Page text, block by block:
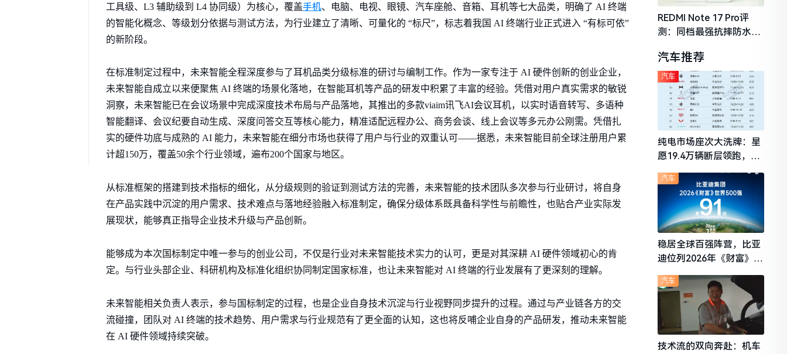
工具级、L3 辅助级到 L4 协同级）为核心，覆盖手机、电脑、电视、眼镜、汽车座舱、音箱、耳机等七大品类，明确了 AI 终端
的智能化概念、等级划分依据与测试方法，为行业建立了清晰、可量化的 “标尺”，标志着我国 AI 终端行业正式进入 “有标可依”
的新阶段。
在标准制定过程中，未来智能全程深度参与了耳机品类分级标准的研讨与编制工作。作为一家专注于 AI 硬件创新的创业企业，
未来智能自成立以来便聚焦 AI 终端的场景化落地，在智能耳机等产品的研发中积累了丰富的经验。凭借对用户真实需求的敏锐
洞察，未来智能已在会议场景中完成深度技术布局与产品落地，其推出的多款viaim讯飞AI会议耳机，以实时语音转写、多语种
智能翻译、会议纪要自动生成、深度问答交互等核心能力，精准适配远程办公、商务会谈、线上会议等多元办公刚需。凭借扎
实的硬件功底与成熟的 AI 能力，未来智能在细分市场也获得了用户与行业的双重认可——据悉，未来智能目前全球注册用户累
计超150万，覆盖50余个行业领域，遍布200个国家与地区。
从标准框架的搭建到技术指标的细化，从分级规则的验证到测试方法的完善，未来智能的技术团队多次参与行业研讨，将自身
在产品实践中沉淀的用户需求、技术难点与落地经验融入标准制定，确保分级体系既具备科学性与前瞻性，也贴合产业实际发
展现状，能够真正指导企业技术升级与产品创新。
能够成为本次国标制定中唯一参与的创业公司，不仅是行业对未来智能技术实力的认可，更是对其深耕 AI 硬件领域初心的肯
定。与行业头部企业、科研机构及标准化组织协同制定国家标准，也让未来智能对 AI 终端的行业发展有了更深刻的理解。
未来智能相关负责人表示，参与国标制定的过程，也是企业自身技术沉淀与行业视野同步提升的过程。通过与产业链各方的交
流碰撞，团队对 AI 终端的技术趋势、用户需求与行业规范有了更全面的认知，这也将反哺企业自身的产品研发，推动未来智能
在 AI 硬件领域持续突破。
REDMI Note 17 Pro评
测：同档最强抗摔防水，
守门员
汽车推荐
纯电市场座次大洗牌：星
愿19.4万辆断层领跑，理
想i6成最强黑马
汽车
稳居全球百强阵营，比亚
迪位列2026年《财富》世
汽车
技术流的双向奔赴：机车
汽车